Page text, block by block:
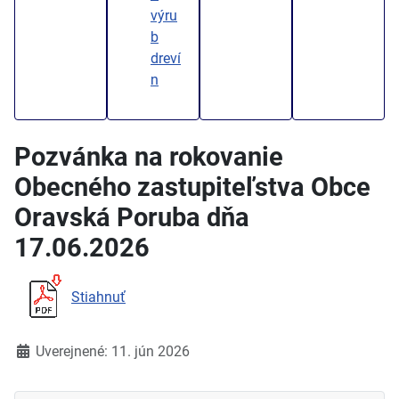
výru
b
dreví
n
Pozvánka na rokovanie
Obecného zastupiteľstva Obce
Oravská Poruba dňa
17.06.2026
Stiahnuť
DetailyUverejnené: 11. jún 2026